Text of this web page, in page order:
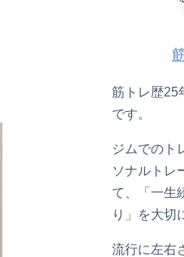
筋トレ歴25
です。
ジムでのト
ソナルトレ
て、「一生
り」を大切
流行に左右